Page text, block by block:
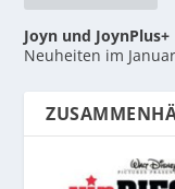
Joyn und JoynPlus+
Neuheiten im